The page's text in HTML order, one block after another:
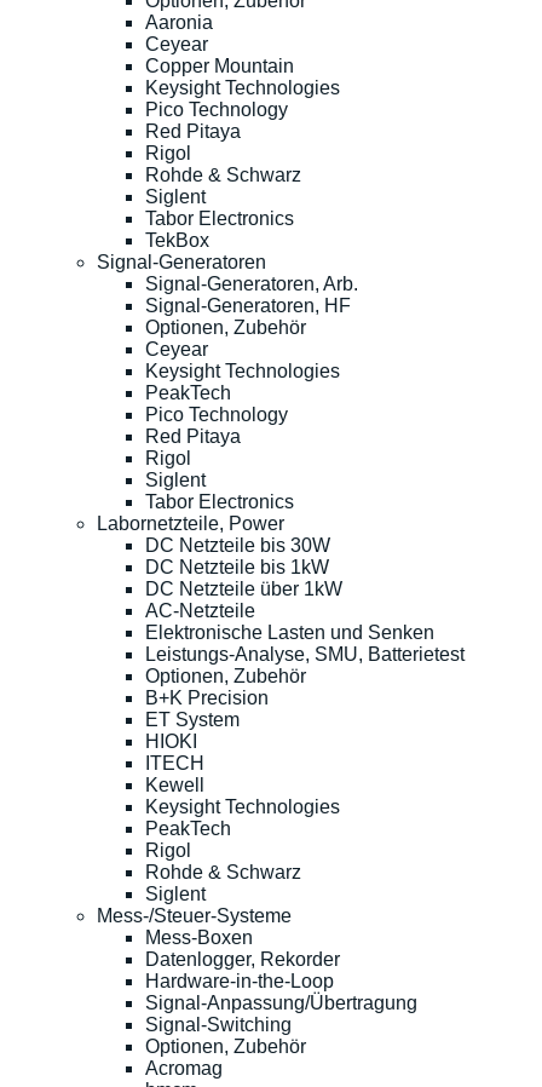
Aaronia
Ceyear
Copper Mountain
Keysight Technologies
Pico Technology
Red Pitaya
Rigol
Rohde & Schwarz
Siglent
Tabor Electronics
TekBox
Signal-Generatoren
Signal-Generatoren, Arb.
Signal-Generatoren, HF
Optionen, Zubehör
Ceyear
Keysight Technologies
PeakTech
Pico Technology
Red Pitaya
Rigol
Siglent
Tabor Electronics
Labornetzteile, Power
DC Netzteile bis 30W
DC Netzteile bis 1kW
DC Netzteile über 1kW
AC-Netzteile
Elektronische Lasten und Senken
Leistungs-Analyse, SMU, Batterietest
Optionen, Zubehör
B+K Precision
ET System
HIOKI
ITECH
Kewell
Keysight Technologies
PeakTech
Rigol
Rohde & Schwarz
Siglent
Mess-/Steuer-Systeme
Mess-Boxen
Datenlogger, Rekorder
Hardware-in-the-Loop
Signal-Anpassung/Übertragung
Signal-Switching
Optionen, Zubehör
Acromag